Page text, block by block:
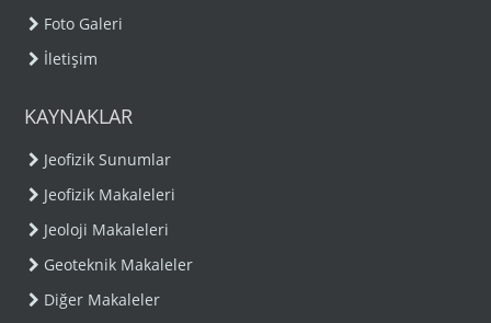
Foto Galeri
İletişim
KAYNAKLAR
Jeofizik Sunumlar
Jeofizik Makaleleri
Jeoloji Makaleleri
Geoteknik Makaleler
Diğer Makaleler